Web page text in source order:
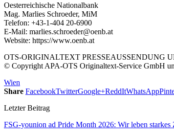
Oesterreichische Nationalbank
Mag. Marlies Schroeder, MiM
Telefon: +43-1-404 20-6900
E-Mail: marlies.schroeder@oenb.at
Website: https://www.oenb.at
OTS-ORIGINALTEXT PRESSEAUSSENDUNG
© Copyright APA-OTS Originaltext-Service GmbH
Wien
Share FacebookTwitterGoogle+ReddItWhatsApp
Letzter Beitrag
FSG-younion ad Pride Month 2026: Wir leben